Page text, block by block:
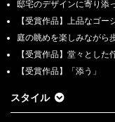
邸宅のデザインに寄り添
【受賞作品】上品なゴ
庭の眺めを楽しみながら
【受賞作品】堂々とした
【受賞作品】「添う」
スタイル